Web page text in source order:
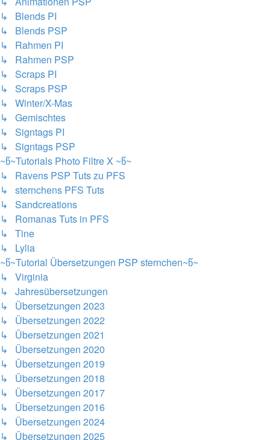
↳ Blends PI
↳ Blends PSP
↳ Rahmen PI
↳ Rahmen PSP
↳ Scraps PI
↳ Scraps PSP
↳ Winter/X-Mas
↳ Gemischtes
↳ Signtags PI
↳ Signtags PSP
~წ~Tutorials Photo Filtre X ~წ~
↳ Ravens PSP Tuts zu PFS
↳ sternchens PFS Tuts
↳ Sandcreations
↳ Romanas Tuts in PFS
↳ Tine
↳ Lylia
~წ~Tutorial Übersetzungen PSP sternchen~წ~
↳ Virginia
↳ Jahresübersetzungen
↳ Übersetzungen 2023
↳ Übersetzungen 2022
↳ Übersetzungen 2021
↳ Übersetzungen 2020
↳ Übersetzungen 2019
↳ Übersetzungen 2018
↳ Übersetzungen 2017
↳ Übersetzungen 2016
↳ Übersetzungen 2024
↳ Übersetzungen 2025